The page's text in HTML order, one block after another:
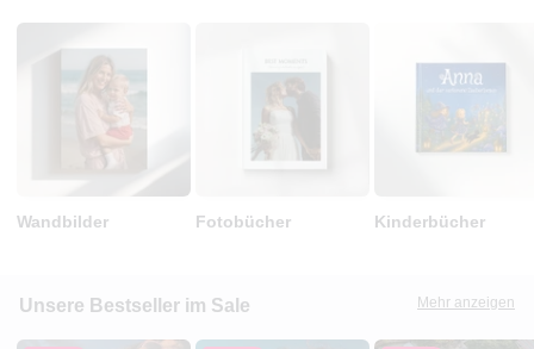
Wandbilder Fotobücher Kinderbücher
Unsere Bestseller im Sale Mehr anzeigen